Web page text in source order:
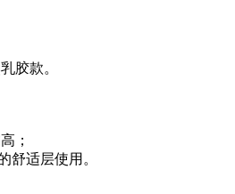
胶款。
；
舒适层使用。